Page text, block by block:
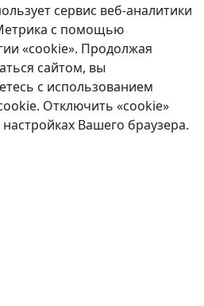
[1]
сервис веб-аналитики
с помощью
«cookie». Продолжая
сайтом, вы
с использованием
Отключить «cookie»
Вашего браузера.